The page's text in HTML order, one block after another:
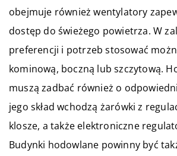
obejmuje również wentylatory
dostęp do świeżego powietrza. W
preferencji i potrzeb stosować
kominową, boczną lub szczytową.
muszą zadbać również o
jego skład wchodzą żarówki z
klosze, a także elektroniczne
Budynki hodowlane powinny być